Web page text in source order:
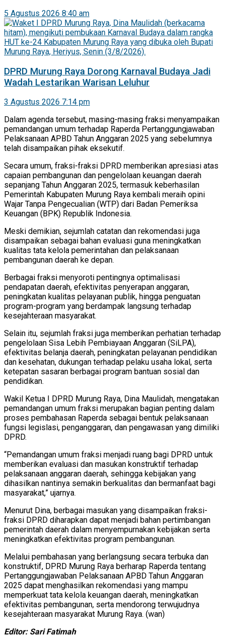
5 Agustus 2026 8:40 am
DPRD Murung Raya Dorong Karnaval Budaya Jadi
Wadah Lestarikan Warisan Leluhur
3 Agustus 2026 7:14 pm
Dalam agenda tersebut, masing-masing fraksi menyampaikan
pemandangan umum terhadap Raperda Pertanggungjawaban
Pelaksanaan APBD Tahun Anggaran 2025 yang sebelumnya
telah disampaikan pihak eksekutif.
Secara umum, fraksi-fraksi DPRD memberikan apresiasi atas
capaian pembangunan dan pengelolaan keuangan daerah
sepanjang Tahun Anggaran 2025, termasuk keberhasilan
Pemerintah Kabupaten Murung Raya kembali meraih opini
Wajar Tanpa Pengecualian (WTP) dari Badan Pemeriksa
Keuangan (BPK) Republik Indonesia.
Meski demikian, sejumlah catatan dan rekomendasi juga
disampaikan sebagai bahan evaluasi guna meningkatkan
kualitas tata kelola pemerintahan dan pelaksanaan
pembangunan daerah ke depan.
Berbagai fraksi menyoroti pentingnya optimalisasi
pendapatan daerah, efektivitas penyerapan anggaran,
peningkatan kualitas pelayanan publik, hingga penguatan
program-program yang berdampak langsung terhadap
kesejahteraan masyarakat.
Selain itu, sejumlah fraksi juga memberikan perhatian terhadap
pengelolaan Sisa Lebih Pembiayaan Anggaran (SiLPA),
efektivitas belanja daerah, peningkatan pelayanan pendidikan
dan kesehatan, dukungan terhadap pelaku usaha lokal, serta
ketepatan sasaran berbagai program bantuan sosial dan
pendidikan.
Wakil Ketua I DPRD Murung Raya, Dina Maulidah, mengatakan
pemandangan umum fraksi merupakan bagian penting dalam
proses pembahasan Raperda sebagai bentuk pelaksanaan
fungsi legislasi, penganggaran, dan pengawasan yang dimiliki
DPRD.
“Pemandangan umum fraksi menjadi ruang bagi DPRD untuk
memberikan evaluasi dan masukan konstruktif terhadap
pelaksanaan anggaran daerah, sehingga kebijakan yang
dihasilkan nantinya semakin berkualitas dan bermanfaat bagi
masyarakat,” ujarnya.
Menurut Dina, berbagai masukan yang disampaikan fraksi-
fraksi DPRD diharapkan dapat menjadi bahan pertimbangan
pemerintah daerah dalam menyempurnakan kebijakan serta
meningkatkan efektivitas program pembangunan.
Melalui pembahasan yang berlangsung secara terbuka dan
konstruktif, DPRD Murung Raya berharap Raperda tentang
Pertanggungjawaban Pelaksanaan APBD Tahun Anggaran
2025 dapat menghasilkan rekomendasi yang mampu
memperkuat tata kelola keuangan daerah, meningkatkan
efektivitas pembangunan, serta mendorong terwujudnya
kesejahteraan masyarakat Murung Raya. (wan)
Editor: Sari Fatimah